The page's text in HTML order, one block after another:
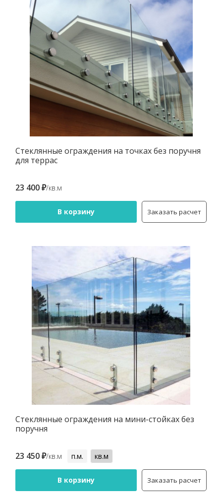
Стеклянные ограждения на точках без поручня
для террас
23 400 ₽/кв.м
В корзину Заказать расчет
Стеклянные ограждения на мини-стойках без
поручня
23 450 ₽/кв.м п.м. кв.м
В корзину Заказать расчет